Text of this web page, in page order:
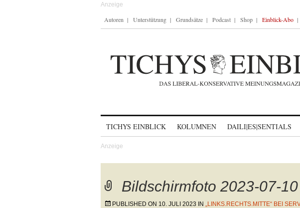
Autoren Unterstützung Grundsätze Podcast Shop Einblick-Abo
TICHYS EINBLICK KOLUMNEN DAILI|ES|SENTIALS
Bildschirmfoto 2023-07-
PUBLISHED ON 10. JULI 2023 IN „LINKS.RECHTS.MITTE“ BEI